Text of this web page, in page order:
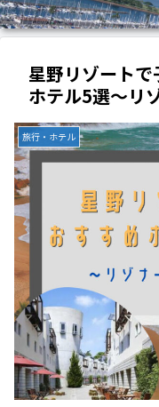
星野リゾート
ホテル5選～リ
旅行・ホテル